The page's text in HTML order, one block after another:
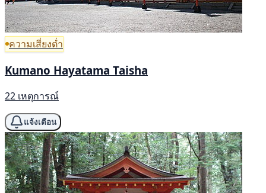
ความเสี่ยงต่ำ
Kumano Hayatama Taisha
22 เหตุการณ์
แจ้งเตือน